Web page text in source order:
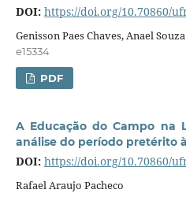
DOI: https://doi.org/10.70860/
Genisson Paes Chaves, Anael
e15334
PDF
A Educação do Campo na
análise do período pretérito
DOI: https://doi.org/10.70860/
Rafael Araujo Pacheco